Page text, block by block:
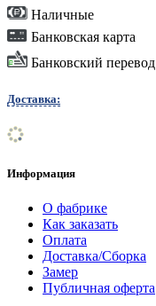
Наличные
Банковская карта
Банковский перевод
Доставка:
Информация
О фабрике
Как заказать
Оплата
Доставка/Сборка
Замер
Публичная оферта